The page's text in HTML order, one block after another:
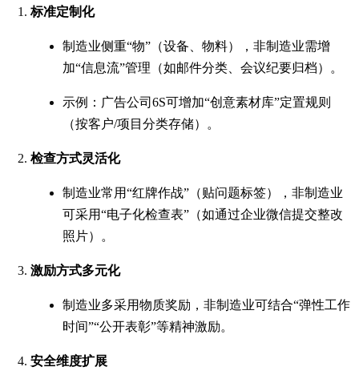
标准定制化
制造业侧重“物”（设备、物料），非制造业需增
加“信息流”管理（如邮件分类、会议纪要归档）。
示例：广告公司6S可增加“创意素材库”定置规则
（按客户/项目分类存储）。
检查方式灵活化
制造业常用“红牌作战”（贴问题标签），非制造业
可采用“电子化检查表”（如通过企业微信提交整改
照片）。
激励方式多元化
制造业多采用物质奖励，非制造业可结合“弹性工作
时间”“公开表彰”等精神激励。
安全维度扩展